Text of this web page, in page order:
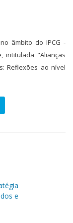
âmbito do IPCG -
intitulada "Alianças
Reflexões ao nível
e